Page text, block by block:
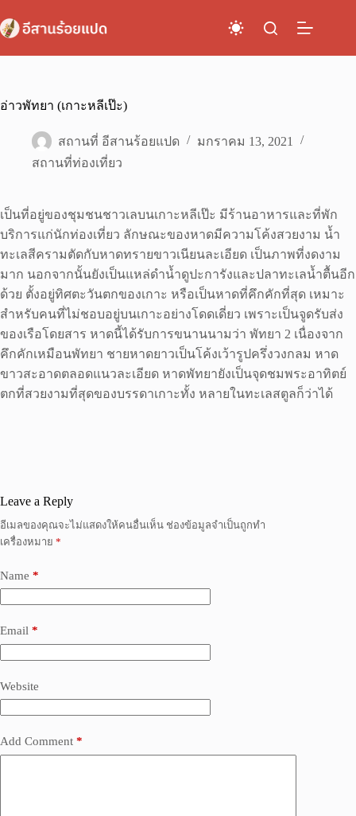
to
content
อ่าวพัทยา (เกาะหลีเป๊ะ)
สถานที่ อีสานร้อยแปด
มกราคม 13, 2021
สถานที่ท่องเที่ยว
เป็นที่อยู่ของชุมชนชาวเลบนเกาะหลีเป๊ะ มีร้านอาหารและที่พัก
บริการแก่นักท่องเที่ยว ลักษณะของหาดมีความโค้งสวยงาม น้ำ
ทะเลสีครามตัดกับหาดทรายขาวเนียนละเอียด เป็นภาพที่งดงาม
มาก นอกจากนั้นยังเป็นแหล่ดำน้ำดูปะการังและปลาทะเลน้ำตื้นอีก
ด้วย ตั้งอยู่ทิศตะวันตกของเกาะ หรือเป็นหาดที่คึกคักที่สุด เหมาะ
สำหรับคนที่ไม่ชอบอยู่บนเกาะอย่างโดดเดี่ยว เพราะเป็นจูดรับส่ง
ของเรือโดยสาร หาดนี้ได้รับการขนานนามว่า พัทยา 2 เนื่องจาก
คึกคักเหมือนพัทยา ชายหาดยาวเป็นโค้งเว้ารูปครึ่งวงกลม หาด
ขาวสะอาดตลอดแนวละเอียด หาดพัทยายังเป็นจุดชมพระอาทิตย์
ตกที่สวยงามที่สุดของบรรดาเกาะทั้ง หลายในทะเลสตูลก็ว่าได้
Leave a Reply
อีเมลของคุณจะไม่แสดงให้คนอื่นเห็น ช่องข้อมูลจำเป็นถูกทำ
เครื่องหมาย *
Name *
Email *
Website
Add Comment *